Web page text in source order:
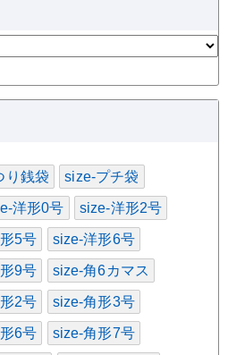
り銭袋 size-プチ袋
洋形0号 size-洋形2号
5号 size-洋形6号
9号 size-角6カマス
2号 size-角形3号
6号 size-角形7号